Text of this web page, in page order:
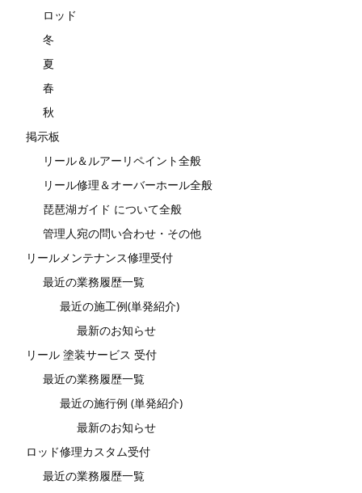
ロッド
冬
夏
春
秋
掲示板
リール＆ルアーリペイント全般
リール修理＆オーバーホール全般
琵琶湖ガイド について全般
管理人宛の問い合わせ・その他
リールメンテナンス修理受付
最近の業務履歴一覧
最近の施工例(単発紹介)
最新のお知らせ
リール 塗装サービス 受付
最近の業務履歴一覧
最近の施行例 (単発紹介)
最新のお知らせ
ロッド修理カスタム受付
最近の業務履歴一覧